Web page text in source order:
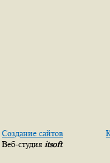
Создание сайтов
Веб-студия itsoft